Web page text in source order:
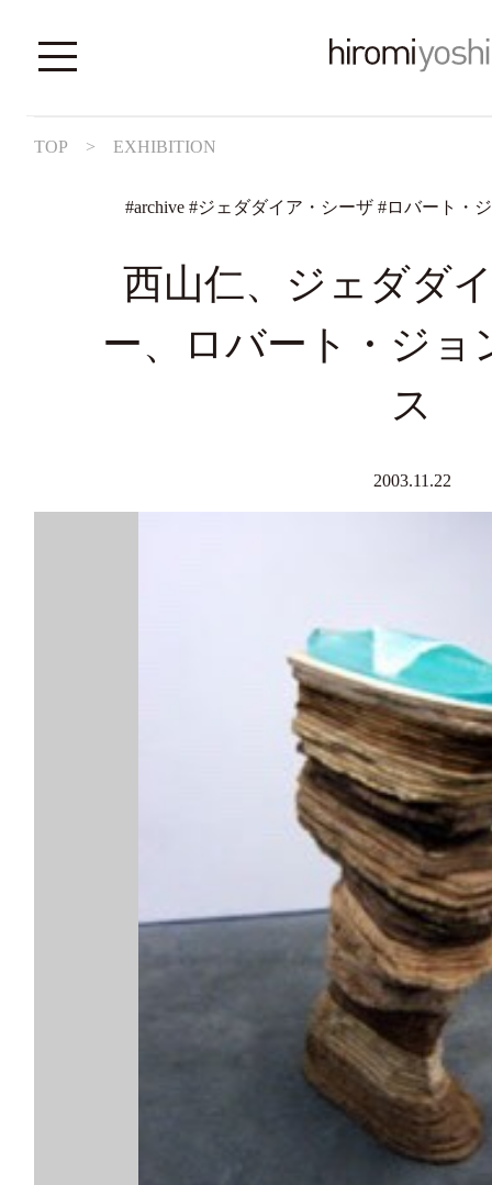
TOP > EXHIBITION
#archive #ジェダダイア・シーザ #ロバート・
西山仁、ジェダダ
ー、ロバート・ジョ
ス
2003.11.22